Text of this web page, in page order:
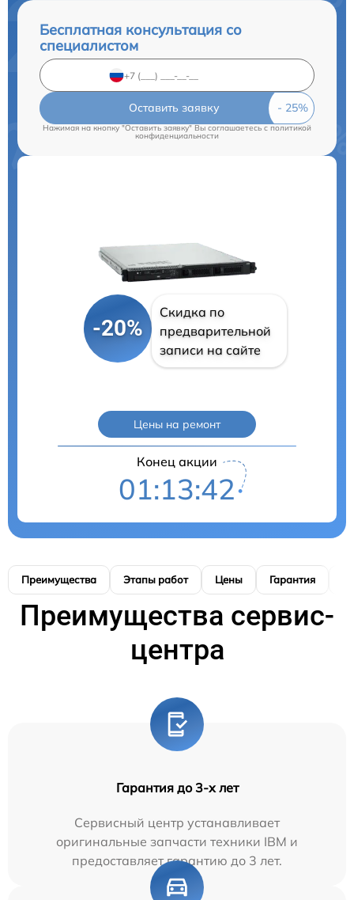
Бесплатная консультация со
специалистом
Оставить заявку
Нажимая на кнопку "Оставить заявку" Вы соглашаетесь c политикой
конфиденциальности
-20%
Скидка по
предварительной
записи на сайте
Цены на ремонт
Конец акции
01:13:41
Преимущества Этапы работ Цены Гарантия
Преимущества сервис-
центра
Гарантия до 3-х лет
Сервисный центр устанавливает
оригинальные запчасти техники IBM и
предоставляет гарантию до 3 лет.